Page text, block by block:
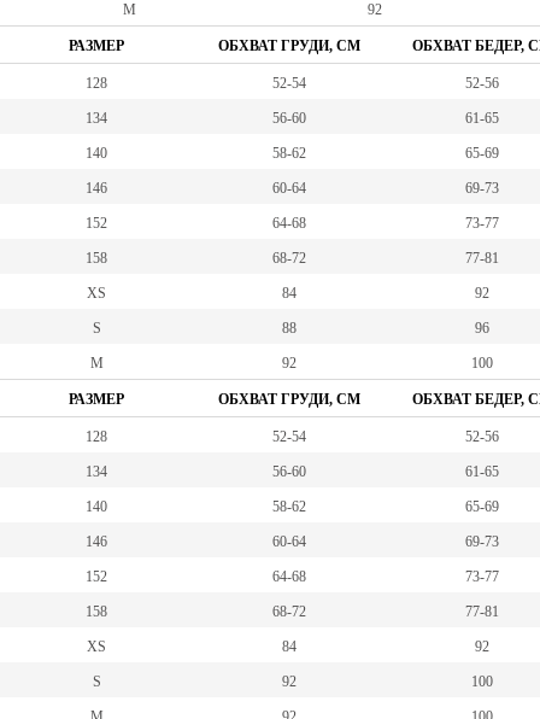
M 92
РАЗМЕР ОБХВАТ ГРУДИ, СМ ОБХВАТ БЕДЕР,
128 52-54 52-56
134 56-60 61-65
140 58-62 65-69
146 60-64 69-73
152 64-68 73-77
158 68-72 77-81
XS 84 92
S 88 96
M 92 100
РАЗМЕР ОБХВАТ ГРУДИ, СМ ОБХВАТ БЕДЕР,
128 52-54 52-56
134 56-60 61-65
140 58-62 65-69
146 60-64 69-73
152 64-68 73-77
158 68-72 77-81
XS 84 92
S 92 100